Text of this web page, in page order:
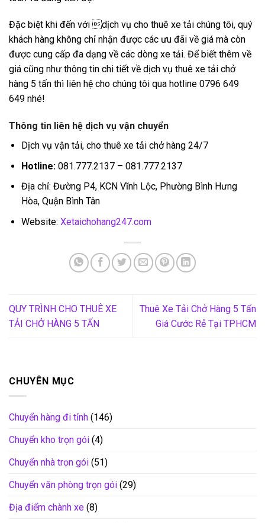
Đặc biệt khi đến với dịch vụ cho thuê xe tải chúng tôi, quý
khách hàng không chỉ nhận được các ưu đãi về giá mà còn
được cung cấp đa dạng về các dòng xe tải. Để biết thêm về
giá cũng như thông tin chi tiết về dịch vụ thuê xe tải chở
hàng 5 tấn thì liên hệ cho chúng tôi qua hotline 0796 649
649 nhé!
Thông tin liên hệ dịch vụ vận chuyển
Dịch vụ vận tải, cho thuê xe tải chở hàng 24/7
Hotline:081.777.2137 – 081.777.2137
Địa chỉ: Đường P4, KCN Vĩnh Lộc, Phường Bình Hưng
Hòa, Quận Bình Tân
Website: Xetaichohang247.com
QUY TRÌNH CHO THUÊ XE
TẢI CHỞ HÀNG 5 TẤN
Thuê Xe Tải Chở Hàng 5 Tấn
Giá Cước Rẻ Tại TPHCM
CHUYÊN MỤC
Chuyển hàng đi tỉnh (146)
Chuyển kho trọn gói (4)
Chuyển nhà trọn gói (51)
Chuyển văn phòng trọn gói (29)
Địa điểm chành xe (8)